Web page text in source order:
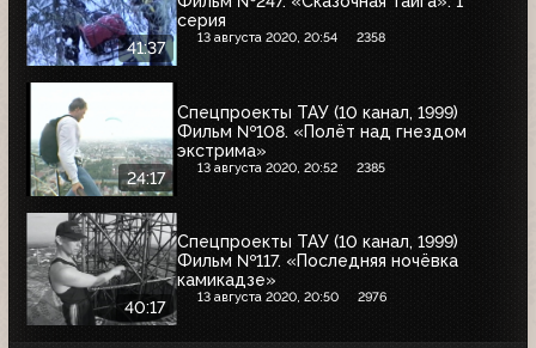
41:37
серия
13 августа 2020, 20:54 2358
24:17
Спецпроекты ТАУ (10 канал, 1999)
Фильм №108. «Полёт над гнездом
экстрима»
13 августа 2020, 20:52 2385
40:17
Спецпроекты ТАУ (10 канал, 1999)
Фильм №117. «Последняя ночёвка
камикадзе»
13 августа 2020, 20:50 2976